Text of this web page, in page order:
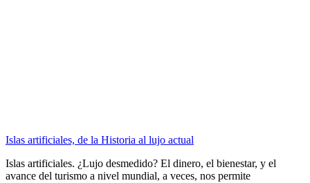
Islas artificiales, de la Historia al lujo actual
Islas artificiales. ¿Lujo desmedido? El dinero, el bienestar, y el
avance del turismo a nivel mundial, a veces, nos permite